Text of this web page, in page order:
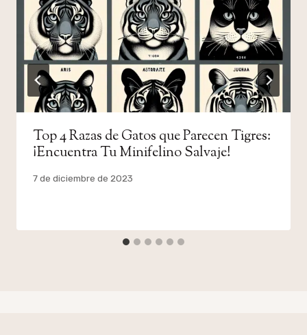
Top 4 Razas de Gatos que Parecen Tigres:
¡Encuentra Tu Minifelino Salvaje!
Por
7 de diciembre de 2023